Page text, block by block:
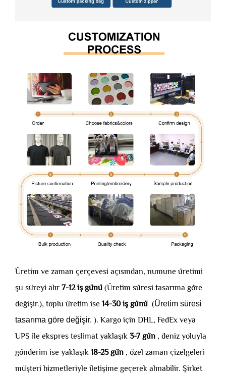
Üretim ve zaman çerçevesi açısından, numune üretimi
şu süreyi alır 7-12 iş günü (Üretim süresi tasarıma göre
değişir.), toplu üretim ise 14-30 iş günü (Üretim süresi
tasarıma göre değişir. ). Kargo için DHL, FedEx veya
UPS ile ekspres teslimat yaklaşık 3-7 gün , deniz yoluyla
gönderim ise yaklaşık 18-25 gün , özel zaman çizelgeleri
müşteri hizmetleriyle iletişime geçerek alınabilir. Şirket